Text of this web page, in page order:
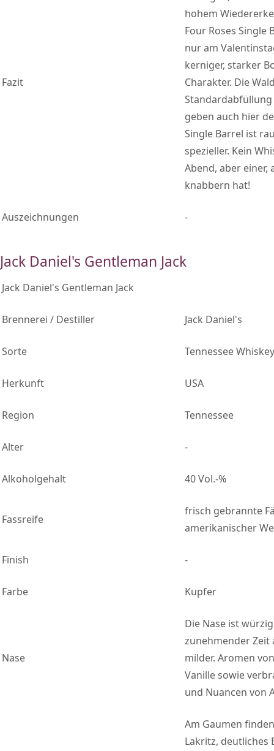
Fazit
hohem
Four Roses Single
nur am
kerniger, starker
Charakter. Die
Standardabfüllung
geben auch hier
Single Barrel ist
spezieller. Kein
Abend, aber einer,
knabbern hat!
Auszeichnungen -
Jack Daniel's Gentleman Jack
Jack Daniel's Gentleman Jack
Brennerei / Destiller Jack Daniel's
Sorte Tennessee Whiskey
Herkunft USA
Region Tennessee
Alter -
Alkoholgehalt 40 Vol.-%
Fassreife
frisch gebrannte
amerikanischer
Finish -
Farbe Kupfer
Nase
Die Nase ist
zunehmender
milder. Aromen
Vanille sowie
und Nuancen von
Am Gaumen
Lakritz, deutliches